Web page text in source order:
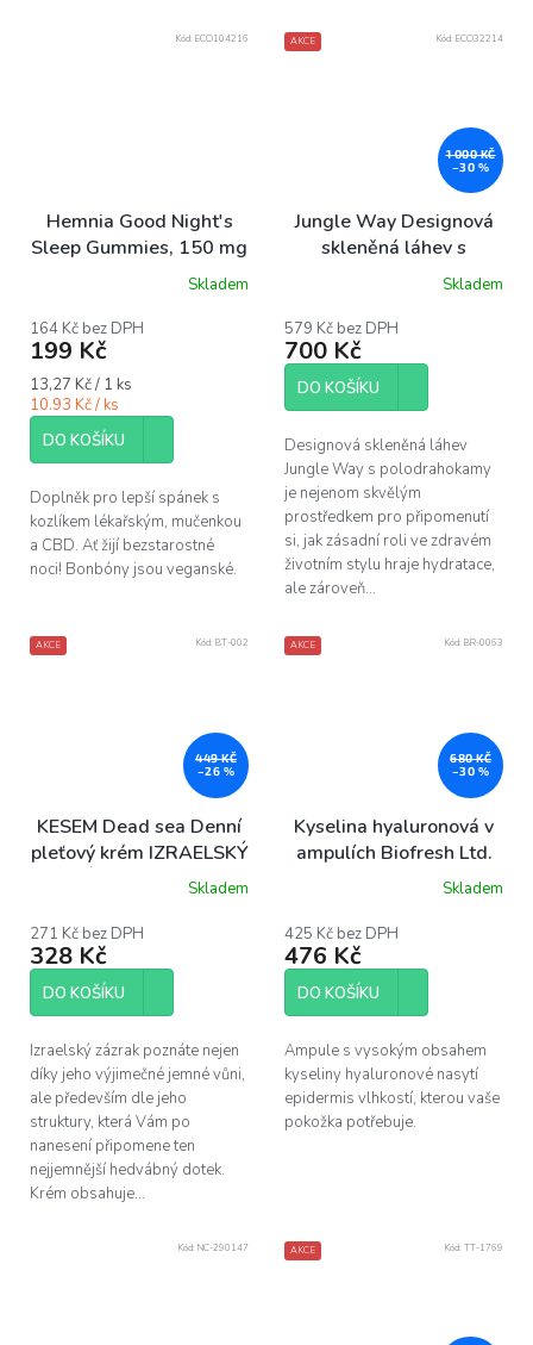
Hemnia Good Night's
Sleep Gummies, 150 mg
CBD, 15 ks x 10 mg
Skladem
164 Kč bez DPH
199 Kč
Měrná
cena:
13,27 Kč / 1 ks
10.93 Kč / ks
DO KOŠÍKU
Doplněk pro lepší spánek s
kozlíkem lékařským, mučenkou
a CBD. Ať žijí bezstarostné
noci! Bonbóny jsou veganské.
Kód: ECO104216 AKCE
1 000 KČ
–30 %
Jungle Way Designová
skleněná láhev s
polodrahokamy, 480 ml
produktu
je
5,0
5
Skladem
579 Kč bez DPH
700 Kč
DO KOŠÍKU
Designová skleněná láhev
Jungle Way s polodrahokamy
je nejenom skvělým
prostředkem pro připomenutí
si, jak zásadní roli ve zdravém
životním stylu hraje hydratace,
ale zároveň...
Kód: ECO32214
AKCE
449 KČ
–26 %
KESEM Dead sea Denní
pleťový krém IZRAELSKÝ
ZÁZRAK, 15 mlSkladem
271 Kč bez DPH
328 Kč
DO KOŠÍKU
Izraelský zázrak poznáte nejen
díky jeho výjimečné jemné vůni,
ale především dle jeho
struktury, která Vám po
nanesení připomene ten
nejjemnější hedvábný dotek.
Krém obsahuje...
Kód: BT-002 AKCE
680 KČ
–30 %
Kyselina hyaluronová v
ampulích Biofresh Ltd.
Skladem
425 Kč bez DPH
476 Kč
DO KOŠÍKU
Ampule s vysokým obsahem
kyseliny hyaluronové nasytí
epidermis vlhkostí, kterou vaše
pokožka potřebuje.
Kód: BR-0063
Kód: NC-290147 AKCE Kód: TT-1769